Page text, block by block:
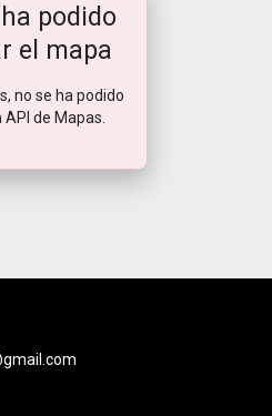
podido
el mapa
no se ha podido
de Mapas.